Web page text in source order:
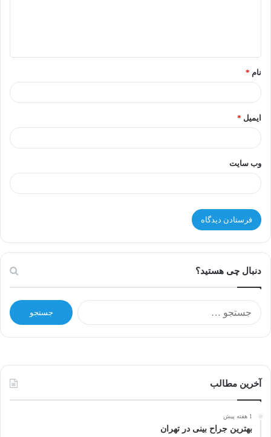
نام *
ایمیل *
وب‌ سایت
دنبال چی هستید؟
س
آخرین مطالب
1 هفته پیش
بهترین جراح بینی در تهران